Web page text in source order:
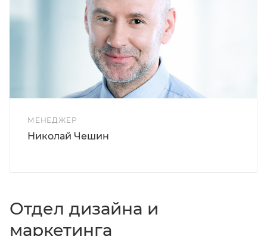
МЕНЕДЖЕР
Николай Чешин
Отдел дизайна и
маркетинга